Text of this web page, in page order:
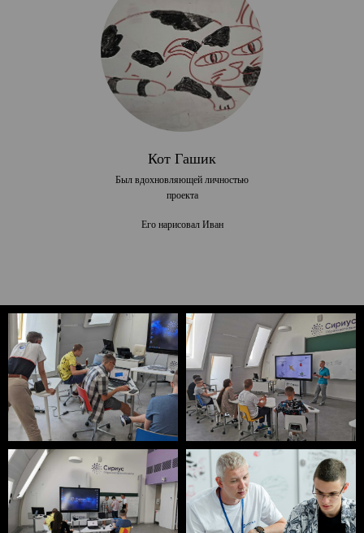
Кот Гашик
Был вдохновляющей личностью
проекта
Его нарисовал Иван